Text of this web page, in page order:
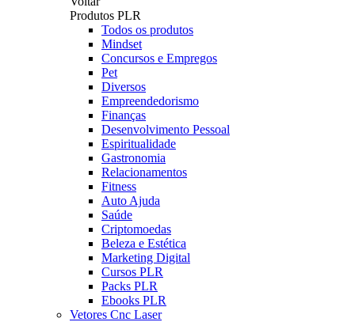
Produtos PLR
Todos os produtos
Mindset
Concursos e Empregos
Pet
Diversos
Empreendedorismo
Finanças
Desenvolvimento Pessoal
Espiritualidade
Gastronomia
Relacionamentos
Fitness
Auto Ajuda
Saúde
Criptomoedas
Beleza e Estética
Marketing Digital
Cursos PLR
Packs PLR
Ebooks PLR
Vetores Cnc Laser